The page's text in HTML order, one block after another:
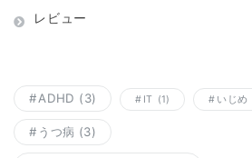
レビュー
ADHD (3) IT (1) いじめ
うつ病 (3)